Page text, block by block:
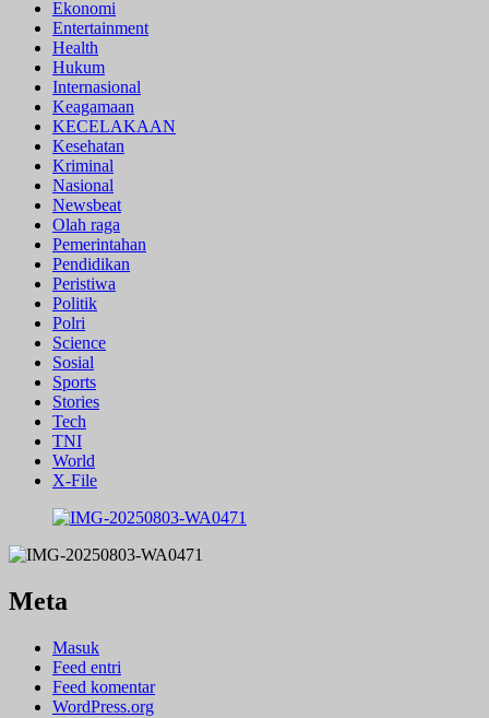
Ekonomi
Entertainment
Health
Hukum
Internasional
Keagamaan
KECELAKAAN
Kesehatan
Kriminal
Nasional
Newsbeat
Olah raga
Pemerintahan
Pendidikan
Peristiwa
Politik
Polri
Science
Sosial
Sports
Stories
Tech
TNI
World
X-File
Meta
Masuk
Feed entri
Feed komentar
WordPress.org